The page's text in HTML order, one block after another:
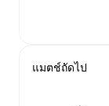
แมตช์ถัดไป